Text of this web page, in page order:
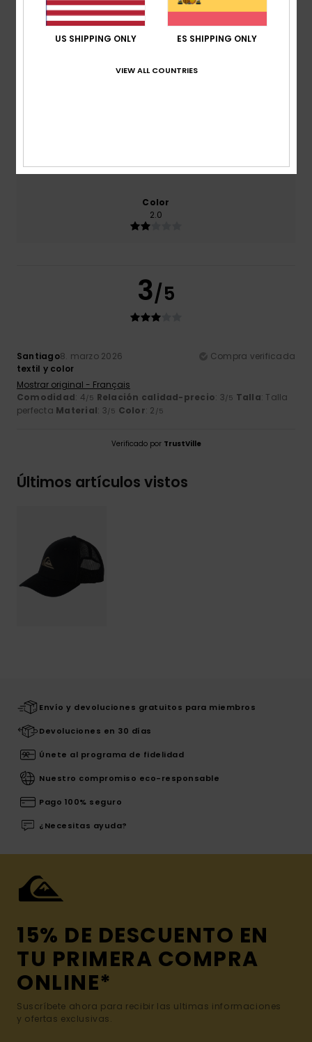
Demasiado pequeño
Demasiado grande
Color
2.0
3/5
Santiago8. marzo 2026
Compra verificada
textil y color
Mostrar original - Français
Comodidad: 4/5 Relación calidad-precio: 3/5 Talla: Talla
perfecta Material: 3/5 Color: 2 /5
Verificado por TrustVille
Últimos artículos vistos
Envío y devoluciones gratuitos para miembros
Devoluciones en 30 días
Únete al programa de fidelidad
Nuestro compromiso eco-responsable
Pago 100% seguro
¿Necesitas ayuda?
15% DE DESCUENTO EN
TU PRIMERA COMPRA
ONLINE*
Suscríbete ahora para recibir las ultimas informaciones
y ofertas exclusivas.
US SHIPPING ONLY ES SHIPPING ONLY
VIEW ALL COUNTRIES